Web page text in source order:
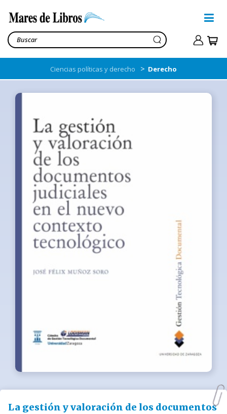
Ciencias políticas y derecho > Derecho
La gestión y valoración de los documentos